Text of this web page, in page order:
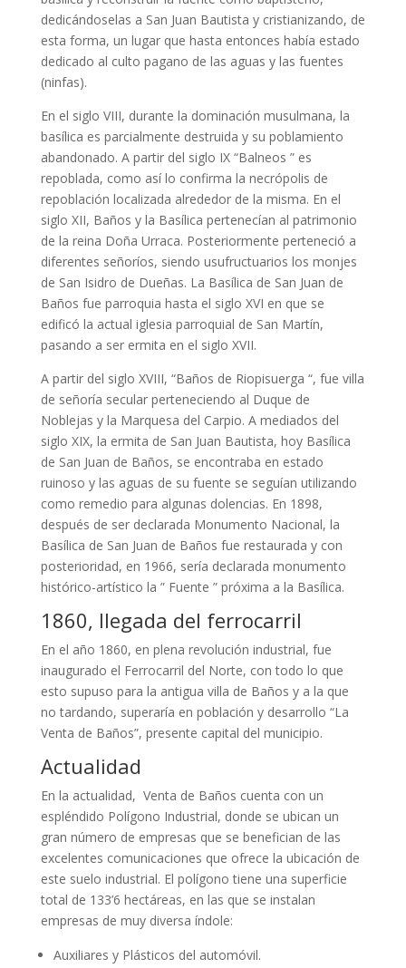
dedicándoselas a San Juan Bautista y cristianizando, de
esta forma, un lugar que hasta entonces había estado
dedicado al culto pagano de las aguas y las fuentes
(ninfas).
En el siglo VIII, durante la dominación musulmana, la
basílica es parcialmente destruida y su poblamiento
abandonado. A partir del siglo IX “Balneos ” es
repoblada, como así lo confirma la necrópolis de
repoblación localizada alrededor de la misma. En el
siglo XII, Baños y la Basílica pertenecían al patrimonio
de la reina Doña Urraca. Posteriormente perteneció a
diferentes señoríos, siendo usufructuarios los monjes
de San Isidro de Dueñas. La Basílica de San Juan de
Baños fue parroquia hasta el siglo XVI en que se
edificó la actual iglesia parroquial de San Martín,
pasando a ser ermita en el siglo XVII.
A partir del siglo XVIII, “Baños de Riopisuerga “, fue villa
de señoría secular perteneciendo al Duque de
Noblejas y la Marquesa del Carpio. A mediados del
siglo XIX, la ermita de San Juan Bautista, hoy Basílica
de San Juan de Baños, se encontraba en estado
ruinoso y las aguas de su fuente se seguían utilizando
como remedio para algunas dolencias. En 1898,
después de ser declarada Monumento Nacional, la
Basílica de San Juan de Baños fue restaurada y con
posterioridad, en 1966, sería declarada monumento
histórico-artístico la ” Fuente ” próxima a la Basílica.
1860, llegada del ferrocarril
En el año 1860, en plena revolución industrial, fue
inaugurado el Ferrocarril del Norte, con todo lo que
esto supuso para la antigua villa de Baños y a la que
no tardando, superaría en población y desarrollo “La
Venta de Baños”, presente capital del municipio.
Actualidad
En la actualidad, Venta de Baños cuenta con un
espléndido Polígono Industrial, donde se ubican un
gran número de empresas que se benefician de las
excelentes comunicaciones que ofrece la ubicación de
este suelo industrial. El polígono tiene una superficie
total de 133’6 hectáreas, en las que se instalan
empresas de muy diversa índole:
Auxiliares y Plásticos del automóvil.